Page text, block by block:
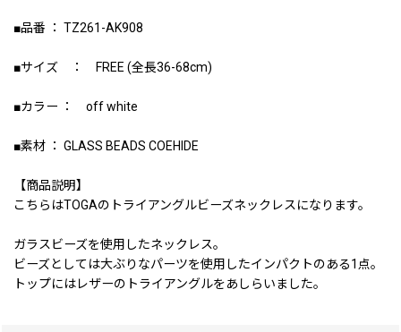
■品番 ： TZ261-AK908
■サイズ ： FREE (全長36-68cm)
■カラー ： off white
■素材 ： GLASS BEADS COEHIDE
【商品説明】
こちらはTOGAのトライアングルビーズネックレスになります。
ガラスビーズを使用したネックレス。
ビーズとしては大ぶりなパーツを使用したインパクトのある1点。
トップにはレザーのトライアングルをあしらいました。